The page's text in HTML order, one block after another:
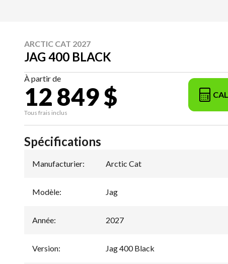
ARCTIC CAT 2027
JAG 400 BLACK
À partir de
12 849 $
Tous frais inclus
Spécifications
Manufacturier: Arctic Cat
Modèle: Jag
Année: 2027
Version: Jag 400 Black